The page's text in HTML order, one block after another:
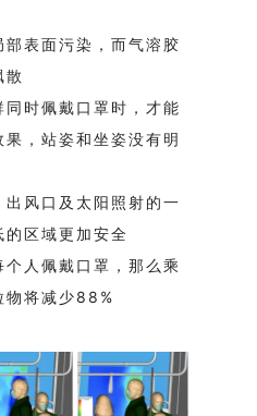
表面污染，而气溶胶
散
时佩戴口罩时，才能
，站姿和坐姿没有明
风口及太阳照射的一
区域更加安全
人佩戴口罩，那么乘
物将减少88%